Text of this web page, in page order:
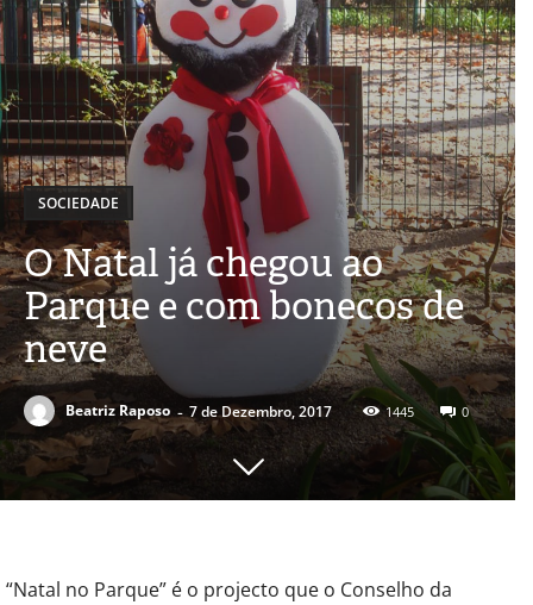
SOCIEDADE
O Natal já chegou ao
Parque e com bonecos de
neve
Beatriz Raposo - 7 de Dezembro, 2017 1445 0
“Natal no Parque” é o projecto que o Conselho da